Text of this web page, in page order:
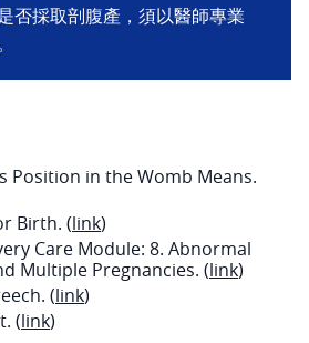
否採取剖腹產，須以醫師專業
Position in the Womb Means.
Birth. (link)
Care Module: 8. Abnormal
Multiple Pregnancies. (link)
(link)
(link)